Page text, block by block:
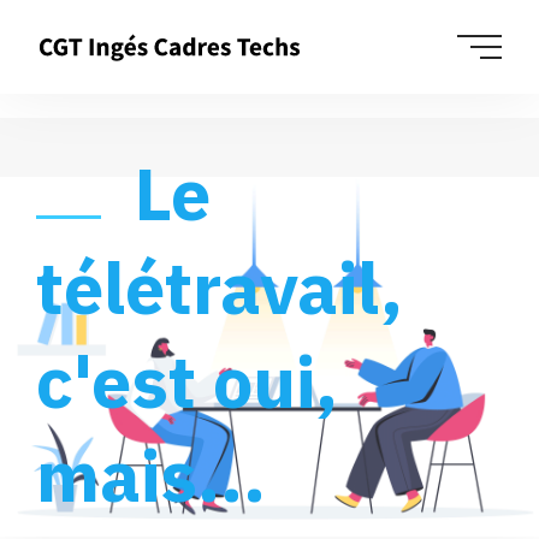
Le
télétravail,
c'est oui,
mais...